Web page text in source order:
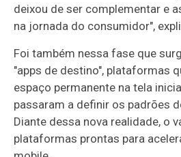
deixou de ser complementar e
na jornada do consumidor",
Foi também nessa fase que
"apps de destino", plataformas
espaço permanente na tela
passaram a definir os padrões
Diante dessa nova realidade, o
plataformas prontas para